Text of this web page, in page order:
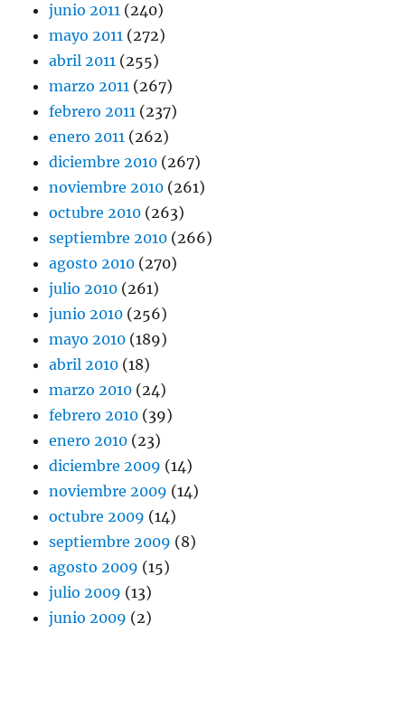
junio 2011 (240)
mayo 2011 (272)
abril 2011 (255)
marzo 2011 (267)
febrero 2011 (237)
enero 2011 (262)
diciembre 2010 (267)
noviembre 2010 (261)
octubre 2010 (263)
septiembre 2010 (266)
agosto 2010 (270)
julio 2010 (261)
junio 2010 (256)
mayo 2010 (189)
abril 2010 (18)
marzo 2010 (24)
febrero 2010 (39)
enero 2010 (23)
diciembre 2009 (14)
noviembre 2009 (14)
octubre 2009 (14)
septiembre 2009 (8)
agosto 2009 (15)
julio 2009 (13)
junio 2009 (2)